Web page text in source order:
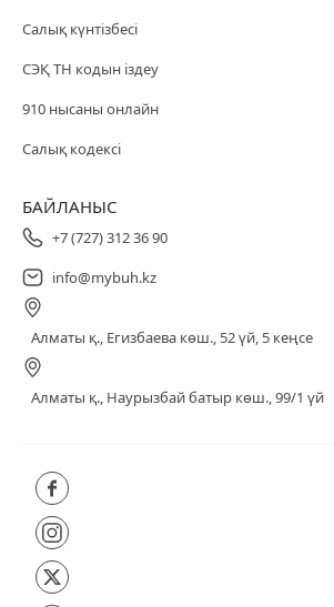
Салық күнтізбесі
СЭҚ ТН кодын іздеу
910 нысаны онлайн
Салық кодексі
БАЙЛАНЫС
+7 (727) 312 36 90
info@mybuh.kz
Алматы қ., Егизбаева көш., 52 үй, 5 кеңсе
Алматы қ., Наурызбай батыр көш., 99/1 үй